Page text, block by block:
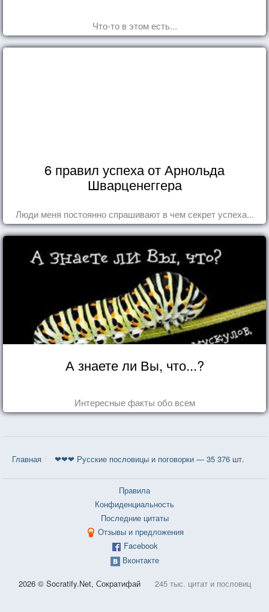
Что-то в этом есть...
6 правил успеха от Арнольда
Шварценеггера
Люди меня постоянно спрашивают в чем секрет успеха...
А знаете ли Вы, что...?
Интересные факты обо всем
Главная ❤❤❤ Русские пословицы и поговорки — 35 376 шт.
Правила
Конфиденциальность
Последние цитаты
Отзывы и предложения
Facebook
Вконтакте
2026 © Socratify.Net, Сократифай 245 тыс. цитат и пословиц